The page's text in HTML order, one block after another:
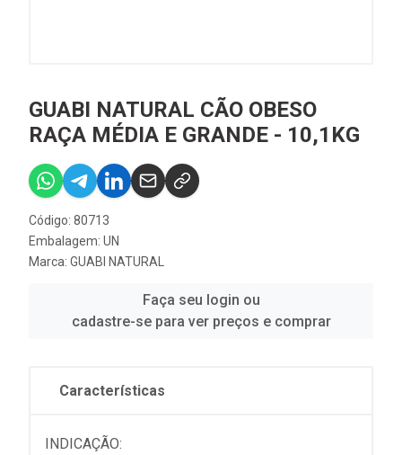
GUABI NATURAL CÃO OBESO
RAÇA MÉDIA E GRANDE - 10,1KG
Código: 80713
Embalagem: UN
Marca: GUABI NATURAL
Faça seu login ou
cadastre-se para ver preços e comprar
Características
INDICAÇÃO: